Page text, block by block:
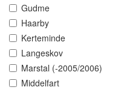
Gudme
Haarby
Kerteminde
Langeskov
Marstal (-2005/2006)
Middelfart